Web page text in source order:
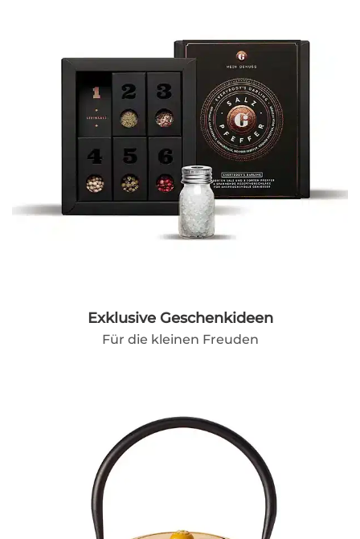
Exklusive Geschenkideen
Für die kleinen Freuden